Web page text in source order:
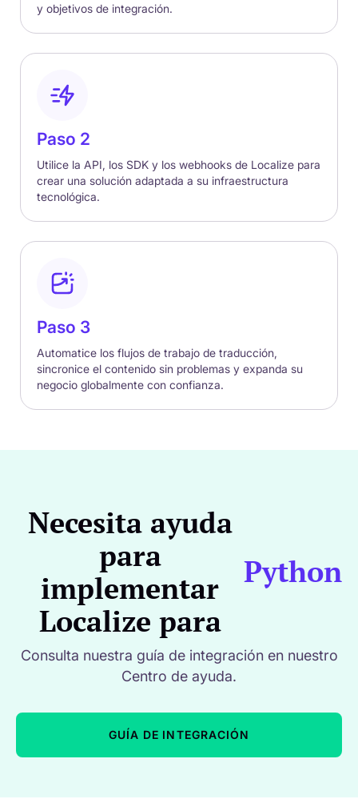
y objetivos de integración.
Paso 2
Utilice la API, los SDK y los webhooks de Localize para
crear una solución adaptada a su infraestructura
tecnológica.
Paso 3
Automatice los flujos de trabajo de traducción,
sincronice el contenido sin problemas y expanda su
negocio globalmente con confianza.
Necesita ayuda
para
implementar
Localize para
Python
Consulta nuestra guía de integración en nuestro
Centro de ayuda.
GUÍA DE INTEGRACIÓN